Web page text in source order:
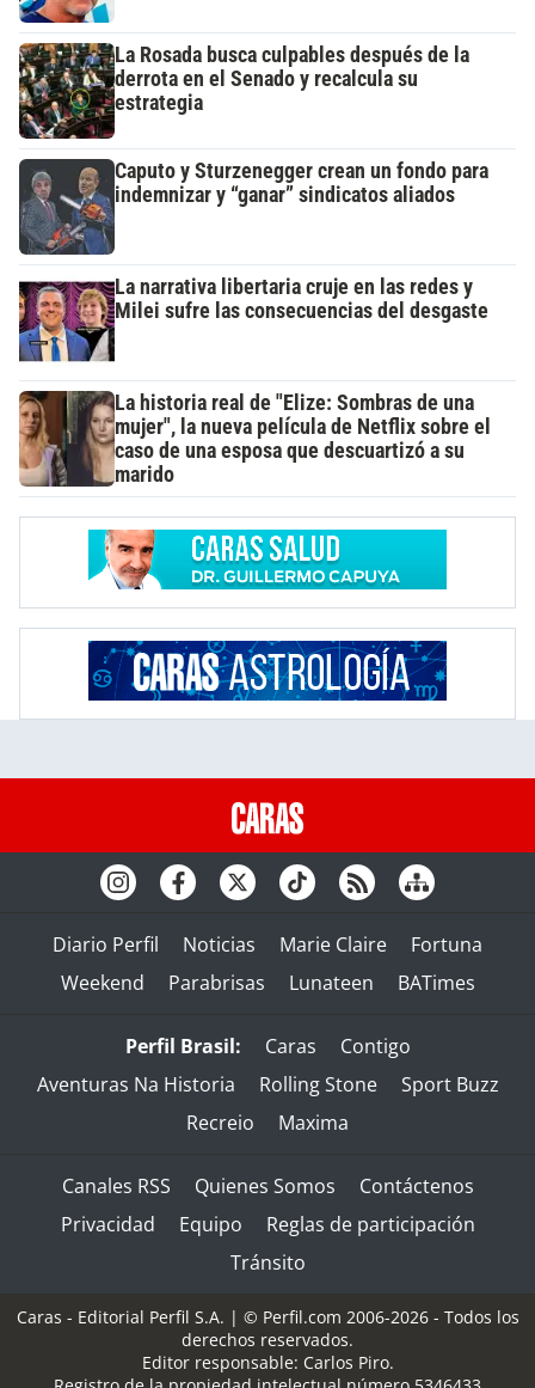
La Rosada busca culpables después de la
derrota en el Senado y recalcula su
estrategia
Caputo y Sturzenegger crean un fondo para
indemnizar y “ganar” sindicatos aliados
La narrativa libertaria cruje en las redes y
Milei sufre las consecuencias del desgaste
La historia real de "Elize: Sombras de una
mujer", la nueva película de Netflix sobre el
caso de una esposa que descuartizó a su
marido
Diario Perfil Noticias Marie Claire
Fortuna
Weekend
Parabrisas Lunateen BATimes
Perfil Brasil: Caras
Contigo
Aventuras Na Historia
Rolling Stone
Sport Buzz
Recreio
Maxima
Canales RSS Quienes Somos
Contáctenos
Privacidad
Equipo
Reglas de participación
Tránsito
Caras - Editorial Perfil S.A. | © Perfil.com 2006-2026 - Todos los
derechos reservados.
Editor responsable: Carlos Piro.